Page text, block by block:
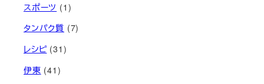
スポーツ (1)
タンパク質 (7)
レシピ(31)
伊東 (41)